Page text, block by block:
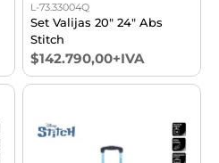
L-73.33004Q
Set Valijas 20" 24" Abs
Stitch
$142.790,00+IVA